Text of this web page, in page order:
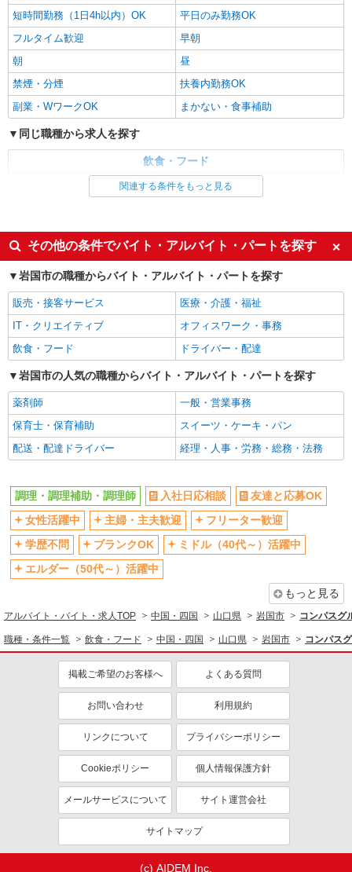
短時間勤務（1日4h以内）OK
平日のみ勤務OK
フルタイム歓迎
早朝
朝
昼
禁煙・分煙
扶養内勤務OK
副業・WワークOK
まかない・食事補助
同じ職種から求人を探す
飲食・フード
調理・調理補助・調理師
ミドル（40代～）活躍中
交通費支給
社会保険あり
社員登用あり
未経験歓迎
大学生歓迎
週2～3日勤務OK
短時間勤務（1日4h以内）OK
扶養内勤務OK
副業・WワークOK
まかない・食事補助
関連する条件をもっと見る
その他の条件でバイト・アルバイト・パートを探す
岩国市の職種からバイト・アルバイト・パートを探す
販売・接客サービス
医療・介護・福祉
IT・クリエイティブ
オフィスワーク・事務
飲食・フード
ドライバー・配達
岩国市の人気の職種からバイト・アルバイト・パートを探す
薬剤師
一般・営業事務
保育士・保育補助
スイーツ・ケーキ・パン
配送・配達ドライバー
経理・人事・労務・総務・法務
調理・調理補助・調理師 入社日応相談
友達と応募OK
女性活躍中
主婦・主夫歓迎
フリーター歓迎
学歴不問
ブランクOK
ミドル（40代～）活躍中
エルダー（50代～）活躍中
もっと見る
アルバイト・バイト・求人TOP 中国・四国 山口県 岩国市 コンパスグ
職種・条件一覧 飲食・フード 中国・四国 山口県 岩国市 コンパス
掲載ご希望のお客様へ よくある質問
お問い合わせ 利用規約
リンクについて プライバシーポリシー
Cookieポリシー 個人情報保護方針
メールサービスについて サイト運営会社
サイトマップ
(c) AIDEM Inc.